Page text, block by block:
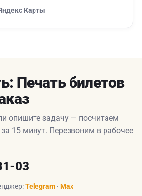
Карты
Печать билетов
опишите задачу — посчитаем
15 минут. Перезвоним в рабочее
03
Telegram · Max